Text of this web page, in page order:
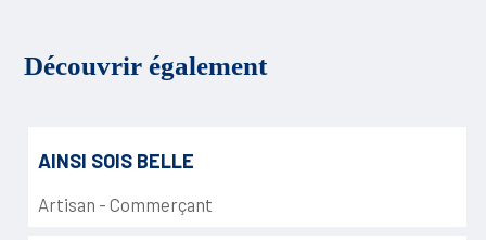
Découvrir également
AINSI SOIS BELLE
Artisan - Commerçant